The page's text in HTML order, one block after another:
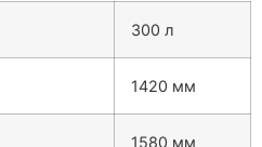
300 л
1420 мм
1580 мм